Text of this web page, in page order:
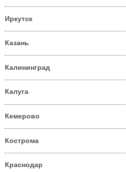
Иркутск
Казань
Калининград
Калуга
Кемерово
Кострома
Краснодар